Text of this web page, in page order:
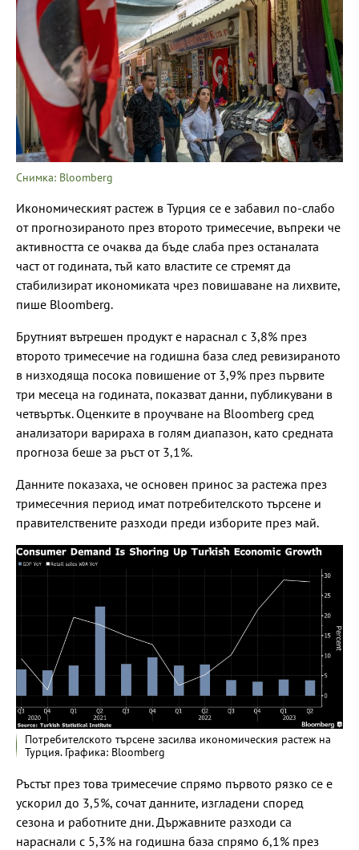
Снимка: Bloomberg
Икономическият растеж в Турция се е забавил по-слабо
от прогнозираното през второто тримесечие, въпреки че
активността се очаква да бъде слаба през останалата
част от годината, тъй като властите се стремят да
стабилизират икономиката чрез повишаване на лихвите,
пише Bloomberg.
Брутният вътрешен продукт e нараснал с 3,8% през
второто тримесечие на годишна база след ревизираното
в низходяща посока повишение от 3,9% през първите
три месеца на годината, показват данни, публикувани в
четвъртък. Оценките в проучване на Bloomberg сред
анализатори варираха в голям диапазон, като средната
прогноза беше за ръст от 3,1%.
Данните показаха, че основен принос за растежа през
тримесечния период имат потребителското търсене и
правителствените разходи преди изборите през май.
Потребителското търсене засилва икономическия растеж на
Турция. Графика: Bloomberg
Ръстът през това тримесечие спрямо първото рязко се е
ускорил до 3,5%, сочат данните, изгладени според
сезона и работните дни. Държавните разходи са
нараснали с 5,3% на годишна база спрямо 6,1% през